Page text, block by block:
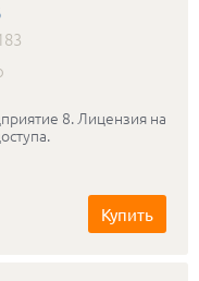
8. Лицензия на
Купить